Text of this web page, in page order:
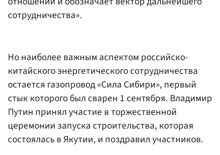
сотрудничества».
Но наиболее важным аспектом российско-
китайского энергетического сотрудничества
остается газопровод «Сила Сибири», первый
стык которого был сварен 1 сентября. Владимир
Путин принял участие в торжественной
церемонии запуска строительства, которая
состоялась в Якутии, и поздравил участников.